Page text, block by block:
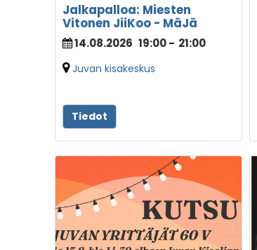
Jalkapalloa: Miesten
Vitonen JiiKoo - MäJä
14.08.2026 19:00- 21:00
Juvan kisakeskus
Tiedot